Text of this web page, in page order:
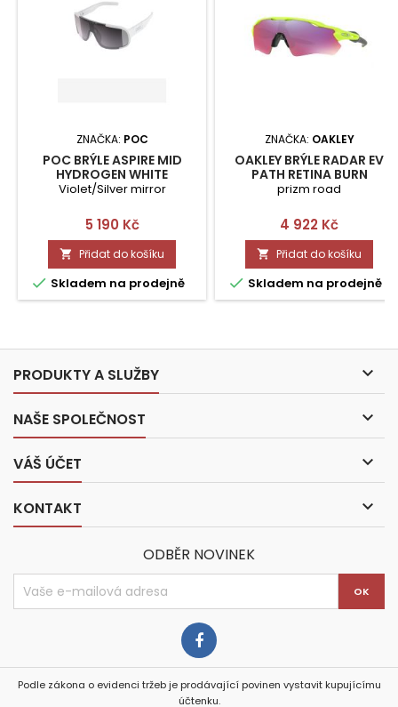
ZNAČKA: POC
POC BRÝLE ASPIRE MID
HYDROGEN WHITE
Violet/Silver mirror
Cena
5 190 Kč
 Přidat do košíku
 Skladem na prodejně
ZNAČKA: OAKLEY
OAKLEY BRÝLE RADAR EV
PATH RETINA BURN
prizm road
Cena
4 922 Kč
 Přidat do košíku
 Skladem na prodejně
PRODUKTY A SLUŽBY 
NAŠE SPOLEČNOST 
VÁŠ ÚČET 
KONTAKT 
ODBĚR NOVINEK
Podle zákona o evidenci tržeb je prodávající povinen vystavit kupujícímu
účtenku.